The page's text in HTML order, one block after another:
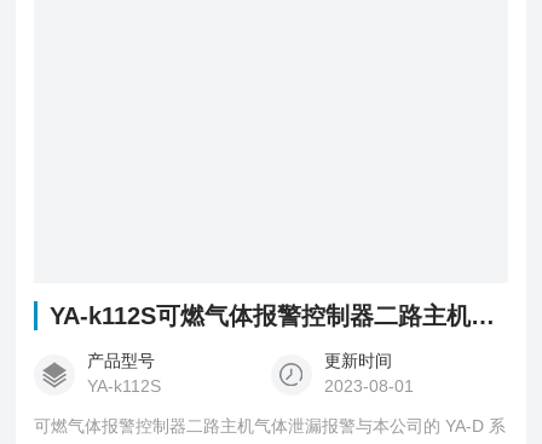
YA-k112S可燃气体报警控制器二路主机气体泄漏报警
产品型号
YA-k112S
更新时间
2023-08-01
可燃气体报警控制器二路主机气体泄漏报警与本公司的 YA-D 系